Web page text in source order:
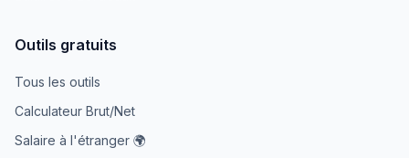
Outils gratuits
Tous les outils
Calculateur Brut/Net
Salaire à l'étranger 🌍